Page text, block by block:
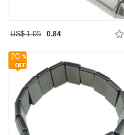
US$ 1.05 0.84
20